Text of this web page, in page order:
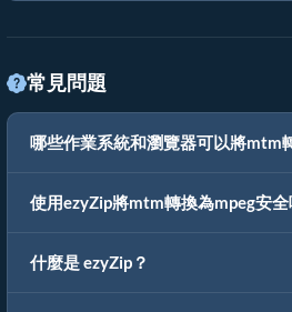
常見問題
哪些作業系統和瀏覽器可以將mtm
使用ezyZip將mtm轉換為mpeg安全
什麼是 ezyZip？